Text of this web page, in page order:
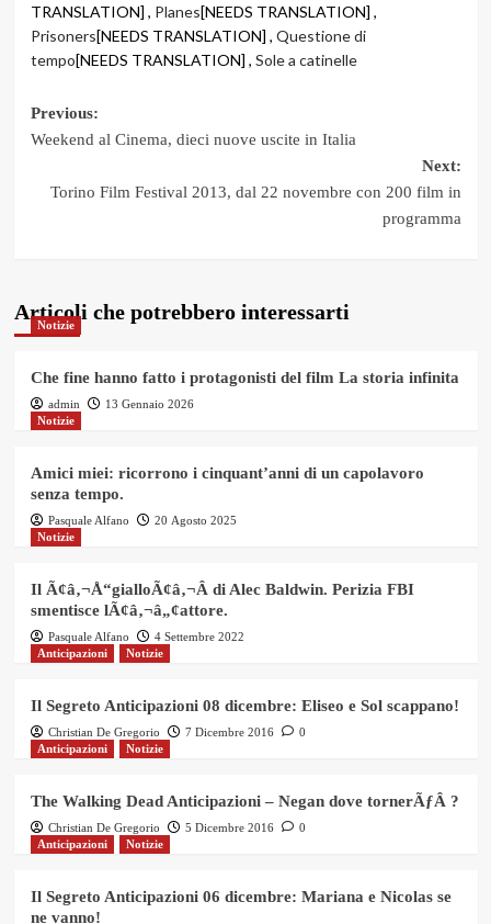
TRANSLATION] , Planes[NEEDS TRANSLATION] ,
Prisoners[NEEDS TRANSLATION] , Questione di
tempo[NEEDS TRANSLATION] , Sole a catinelle
Post
Previous:
Weekend al Cinema, dieci nuove uscite in Italia
Next:
Torino Film Festival 2013, dal 22 novembre con 200 film in
programma
Articoli che potrebbero interessarti
Notizie
Che fine hanno fatto i protagonisti del film La storia infinita
admin
13 Gennaio 2026
Notizie
Amici miei: ricorrono i cinquant’anni di un capolavoro
senza tempo.
Pasquale Alfano
20 Agosto 2025
Notizie
Il Ã¢â‚¬Å“gialloÃ¢â‚¬Â di Alec Baldwin. Perizia FBI
smentisce lÃ¢â‚¬â„¢attore.
Pasquale Alfano
4 Settembre 2022
Anticipazioni
Notizie
Il Segreto Anticipazioni 08 dicembre: Eliseo e Sol scappano!
Christian De Gregorio 7 Dicembre 2016
0
Anticipazioni
Notizie
The Walking Dead Anticipazioni – Negan dove tornerÃƒÂ ?
Christian De Gregorio 5 Dicembre 2016
0
Anticipazioni
Notizie
Il Segreto Anticipazioni 06 dicembre: Mariana e Nicolas se
ne vanno!